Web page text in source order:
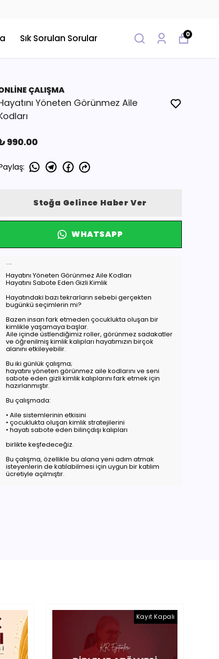
Sık Sorulan Sorular 0
ÇALIŞMA
Yöneten Görünmez Aile
990.00
:
Stoğa Gelince Haber Ver
WHATSAPP
Hayatını Yöneten Görünmez Aile Kodları
Hayatını Sabote Eden Gizli Kimlik
Hayatındaki bazı tekrarların sebebi gerçekten
bugünkü seçimlerin mi?
Bazen insan fark etmeden çocuklukta oluşan bir
kimlikle yaşamaya başlar.
Aile içinde üstlendiğimiz roller, görünmez sadakatler
ve öğrenilmiş kimlik kalıpları hayatımızın birçok
alanını etkileyebilir.
Bu iki günlük çalışma;
hayatını yöneten görünmez aile kodlarını ve seni
sabote eden gizli kimlik kalıplarını fark etmek için
hazırlanmıştır.
Bu çalışmada:
• Aile sistemlerinin etkisini
• çocuklukta oluşan kimlik stratejilerini
• hayatı sabote eden bilinçdışı kalıpları
birlikte keşfedeceğiz.
Bu çalışma, özellikle bu alana yeni adım atmak
isteyenlerin de katılabilmesi için uygun bir katılım
ücretiyle açılmıştır.
Kayıt Kapalı